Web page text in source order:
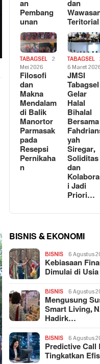
an
Pembang
unan
dan
Teritorial
TABAGSEL
2
Mei 2026
Filosofi
dan
Makna
Mendalam
di Balik
Manortor
Parmasak
pada
Resepsi
Pernikaha
n
TABAGSEL
6 Maret
JMSI
Tabagsel
Gelar
Halal
Bihalal
Bersama
yah
Siregar,
Soliditas
dan
i Jadi
Priori…
BISNIS & EKONOMI
BISNIS 6 Agustus
Kebiasaan
Dimulai di
BISNIS 6 Agustus
Mengusung
Smart Living,
Hadirk…
BISNIS 6 Agustus
Predictive
Tingkatkan